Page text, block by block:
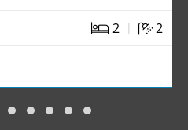
2 | 2